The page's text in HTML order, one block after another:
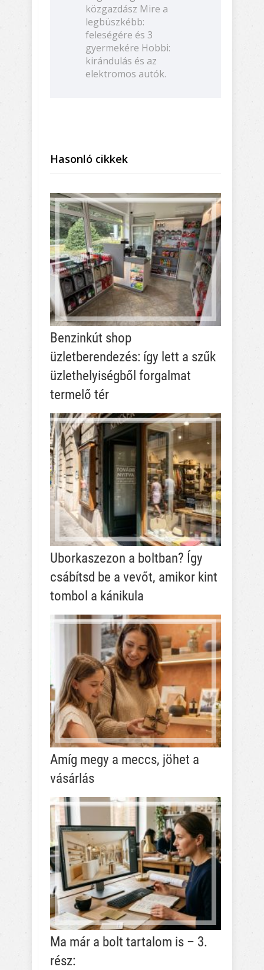
közgazdász Mire a
legbüszkébb:
feleségére és 3
gyermekére Hobbi:
kirándulás és az
elektromos autók.
Hasonló cikkek
Benzinkút shop
üzletberendezés: így lett a szűk
üzlethelyiségből forgalmat
termelő tér
Uborkaszezon a boltban? Így
csábítsd be a vevőt, amikor kint
tombol a kánikula
Amíg megy a meccs, jöhet a
vásárlás
Ma már a bolt tartalom is – 3.
rész: